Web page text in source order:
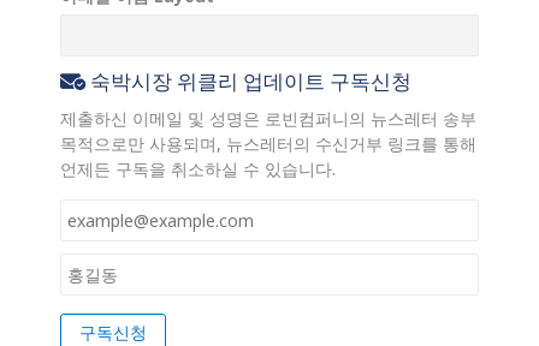
숙박시장 위클리 업데이트 구독신청
제출하신 이메일 및 성명은 로빈컴퍼니의 뉴스레터 송부
목적으로만 사용되며, 뉴스레터의 수신거부 링크를 통해
언제든 구독을 취소하실 수 있습니다.
이
름
*
구독신청